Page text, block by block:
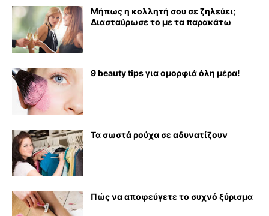
Μήπως η κολλητή σου σε ζηλεύει;
Διασταύρωσε το με τα παρακάτω
9 beauty tips για ομορφιά όλη μέρα!
Τα σωστά ρούχα σε αδυνατίζουν
Πώς να αποφεύγετε το συχνό ξύρισμα